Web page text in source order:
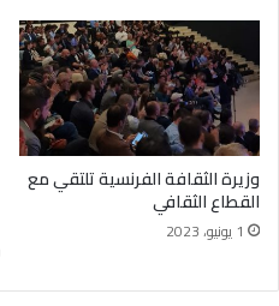
وزيرة الثقافة الفرنسية تلتقي مع
القطاع الثقافي
1 يونيو، 2023